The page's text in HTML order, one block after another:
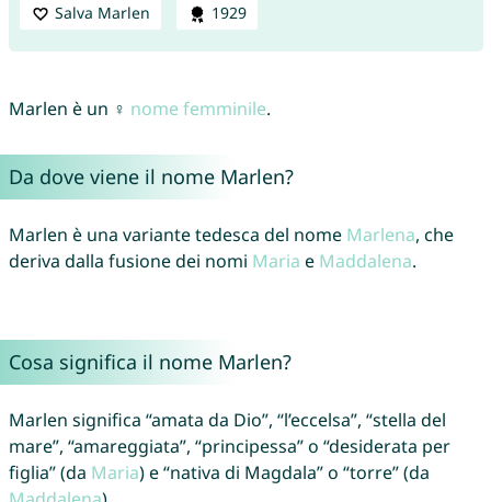
Salva Marlen 1929
Marlen è un ♀ nome femminile.
Da dove viene il nome Marlen?
Marlen è una variante tedesca del nome Marlena, che
deriva dalla fusione dei nomi Maria e Maddalena.
Cosa significa il nome Marlen?
Marlen significa “amata da Dio”, “l’eccelsa”, “stella del
mare”, “amareggiata”, “principessa” o “desiderata per
figlia” (da Maria) e “nativa di Magdala” o “torre” (da